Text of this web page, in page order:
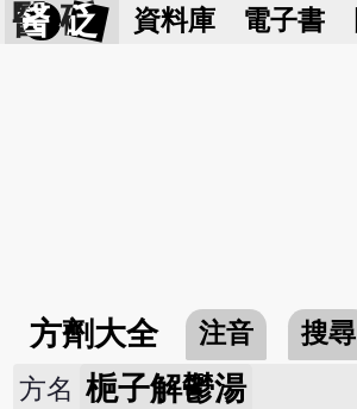
醫 砭 資料庫 電子書
方劑大全 注音 搜尋
方名 梔子解鬱湯